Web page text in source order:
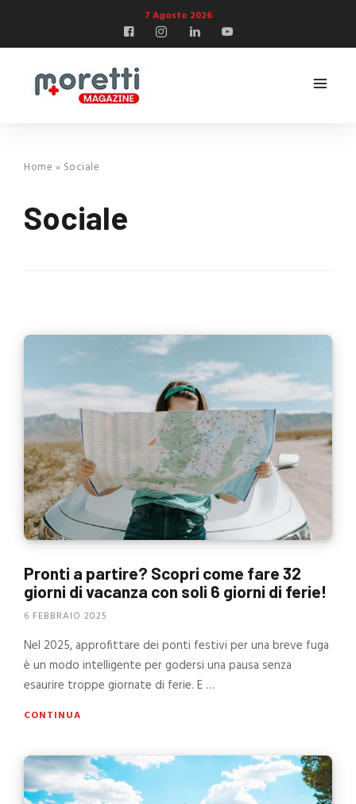
7 Agosto 2026
Home » Sociale
Sociale
Pronti a partire? Scopri come fare 32
giorni di vacanza con soli 6 giorni di ferie!
6 FEBBRAIO 2025
Nel 2025, approfittare dei ponti festivi per una breve fuga
è un modo intelligente per godersi una pausa senza
esaurire troppe giornate di ferie. E …
CONTINUA